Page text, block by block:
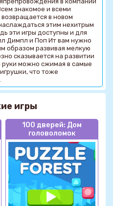
знакомое и всеми
в новом
этим нехитрым
эти игры доступны и для
Димпл и Поп Ит вам нужно
образом развивая мелкую
сказывается на развитии
руки можно сжимая в самые
что тоже
игры
100 дверей: Дом
головоломок